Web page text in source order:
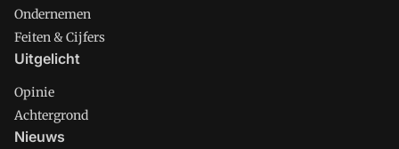
Ondernemen
Feiten & Cijfers
Uitgelicht
Opinie
Achtergrond
Nieuws